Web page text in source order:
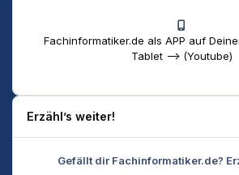
Fachinformatiker.de als APP auf
Tablet --> (Youtube)
Erzähl’s weiter!
Gefällt dir Fachinformatiker.de?